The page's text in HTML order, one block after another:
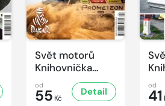
Svět motorů
Knihovnička
4/2025
od
55 Kč
Detail
3/
od
41